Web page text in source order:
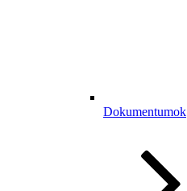
Dokumentumok